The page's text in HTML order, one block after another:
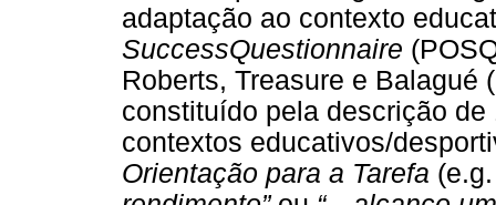
adaptação ao contexto
SuccessQuestionnaire
Roberts, Treasure e Balagué
constituído pela descrição
contextos educativos/
Orientação para a Tarefa